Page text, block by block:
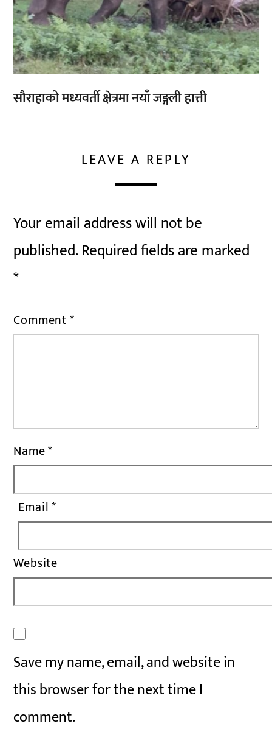
सौराहाको मध्यवर्ती क्षेत्रमा नयाँ जङ्गली हात्ती
LEAVE A REPLY
Your email address will not be
published.Required fields are marked
*
Comment*
Name*
Email*
Website
Save my name, email, and website in
this browser for the next time I
comment.